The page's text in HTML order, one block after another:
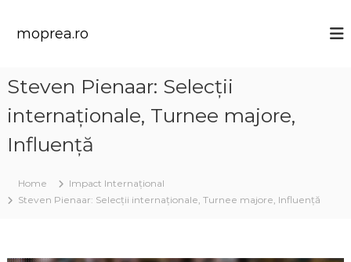
moprea.ro
Steven Pienaar: Selecții
internaționale, Turnee majore,
Influență
Home
Impact Internațional
Steven Pienaar: Selecții internaționale, Turnee majore, Influență